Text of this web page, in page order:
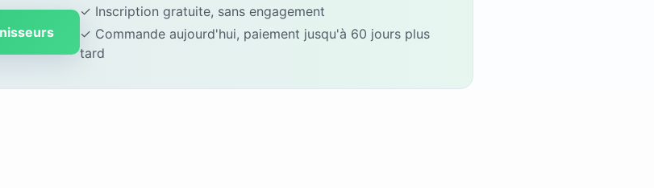
✓ Inscription gratuite, sans engagement
✓ Commande aujourd'hui, paiement jusqu'à 60 jours plus
tard